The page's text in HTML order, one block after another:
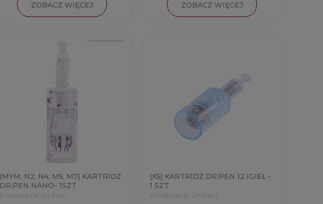
ZOBACZ WIĘCEJ ZOBACZ WIĘCEJ
(MYM, N2, N4, M5, M7) KARTRIDŻ
DR.PEN NANO- 1SZT
(X5) KARTRIDŻ DR.PEN 12 IGIEŁ -
1 SZT